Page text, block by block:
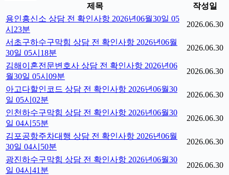
제목
작성일
용인흥신소 상담 전 확인사항 2026년06월30일 05
시23분
2026.06.30
서초구하수구막힘 상담 전 확인사항 2026년06월
30일 05시18분
2026.06.30
김해이혼전문변호사 상담 전 확인사항 2026년06
월30일 05시09분
2026.06.30
아고다할인코드 상담 전 확인사항 2026년06월30
일 05시02분
2026.06.30
인천하수구막힘 상담 전 확인사항 2026년06월30
일 04시55분
2026.06.30
김포공항주차대행 상담 전 확인사항 2026년06월
30일 04시50분
2026.06.30
광진하수구막힘 상담 전 확인사항 2026년06월30
일 04시41분
2026.06.30